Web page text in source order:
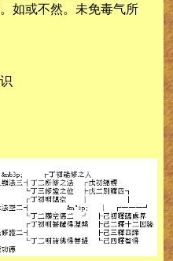
如或不然。未免毒气所